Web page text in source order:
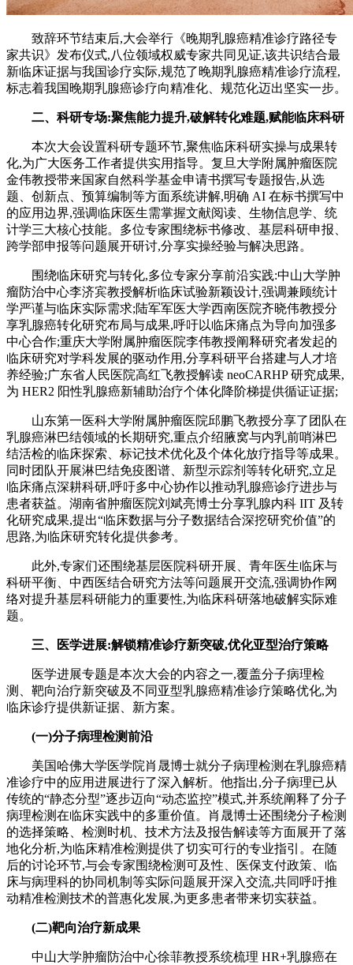
致辞环节结束后,大会举行《晚期乳腺癌精准诊疗路径专
家共识》发布仪式,八位领域权威专家共同见证,该共识结合最
新临床证据与我国诊疗实际,规范了晚期乳腺癌精准诊疗流程,
标志着我国晚期乳腺癌诊疗向精准化、规范化迈出坚实一步。
二、 科研专场:聚焦能力提升,破解转化难题,赋能临床科研
本次大会设置科研专题环节,聚焦临床科研实操与成果转
化,为广大医务工作者提供实用指导。复旦大学附属肿瘤医院
金伟教授带来国家自然科学基金申请书撰写专题报告,从选
题、创新点、预算编制等方面系统讲解,明确 AI 在标书撰写中
的应用边界,强调临床医生需掌握文献阅读、生物信息学、统
计学三大核心技能。多位专家围绕标书修改、基层科研申报、
跨学部申报等问题展开研讨,分享实操经验与解决思路。
围绕临床研究与转化,多位专家分享前沿实践:中山大学肿
瘤防治中心李济宾教授解析临床试验新颖设计,强调兼顾统计
学严谨与临床实际需求;陆军军医大学西南医院齐晓伟教授分
享乳腺癌转化研究布局与成果,呼吁以临床痛点为导向加强多
中心合作;重庆大学附属肿瘤医院李伟教授阐释研究者发起的
临床研究对学科发展的驱动作用,分享科研平台搭建与人才培
养经验;广东省人民医院高红飞教授解读 neoCARHP 研究成果,
为 HER2 阳性乳腺癌新辅助治疗个体化降阶梯提供循证证据;
山东第一医科大学附属肿瘤医院邱鹏飞教授分享了团队在
乳腺癌淋巴结领域的长期研究,重点介绍腋窝与内乳前哨淋巴
结活检的临床探索、标记技术优化及个体化放疗指导等成果。
同时团队开展淋巴结免疫图谱、新型示踪剂等转化研究,立足
临床痛点深耕科研,呼吁多中心协作以推动乳腺癌诊疗进步与
患者获益。湖南省肿瘤医院刘斌亮博士分享乳腺内科 IIT 及转
化研究成果,提出“临床数据与分子数据结合深挖研究价值”的
思路,为临床研究转化提供参考。
此外,专家们还围绕基层医院科研开展、青年医生临床与
科研平衡、中西医结合研究方法等问题展开交流,强调协作网
络对提升基层科研能力的重要性,为临床科研落地破解实际难
题。
三、 医学进展:解锁精准诊疗新突破,优化亚型治疗策略
医学进展专题是本次大会的内容之一,覆盖分子病理检
测、靶向治疗新突破及不同亚型乳腺癌精准诊疗策略优化,为
临床诊疗提供新证据、新方案。
(一)分子病理检测前沿
美国哈佛大学医学院肖晟博士就分子病理检测在乳腺癌精
准诊疗中的应用进展进行了深入解析。他指出,分子病理已从
传统的“静态分型”逐步迈向“动态监控”模式,并系统阐释了分子
病理检测在临床实践中的多重价值。肖晟博士还围绕分子检测
的选择策略、检测时机、技术方法及报告解读等方面展开了落
地化分析,为临床精准检测提供了切实可行的专业指引。在随
后的讨论环节,与会专家围绕检测可及性、医保支付政策、临
床与病理科的协同机制等实际问题展开深入交流,共同呼吁推
动精准检测技术的普惠化发展,为更多患者带来切实获益。
(二)靶向治疗新成果
中山大学肿瘤防治中心徐菲教授系统梳理 HR+乳腺癌在